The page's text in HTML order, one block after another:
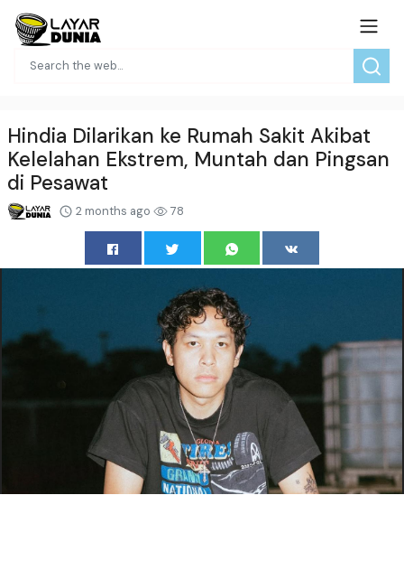
Hindia Dilarikan ke Rumah Sakit Akibat
Kelelahan Ekstrem, Muntah dan Pingsan
di Pesawat
2 months ago 78